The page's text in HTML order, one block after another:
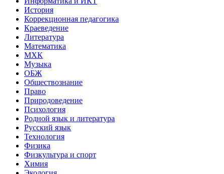
История
Коррекционная педагогика
Краеведение
Литература
Математика
МХК
Музыка
ОБЖ
Обществознание
Право
Природоведение
Психология
Родной язык и литература
Русский язык
Технология
Физика
Физкультура и спорт
Химия